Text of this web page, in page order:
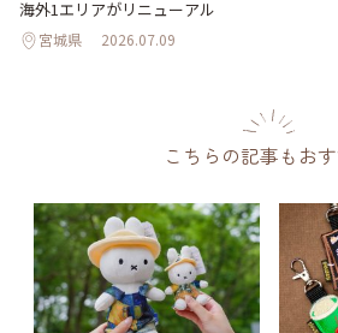
海外1エリアがリニューアル
宮城県 2026.07.09
こちらの記事もお